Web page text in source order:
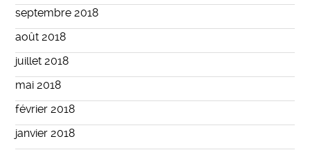
septembre 2018
août 2018
juillet 2018
mai 2018
février 2018
janvier 2018